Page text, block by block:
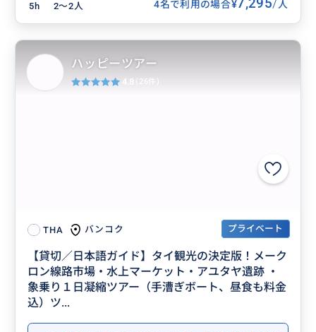
5h 2〜2人
4名で利用の場合¥7,295/人
THA バンコク プライベート
【貸切／日本語ガイド】タイ観光の決定版！メーク
ロン線路市場・水上マーケット・アユタヤ遺跡 ・
象乗り１日凝縮ツアー（手漕ぎボート、昼食も料金
込）ツ...
ハッピーツアー
4.8 (26件)